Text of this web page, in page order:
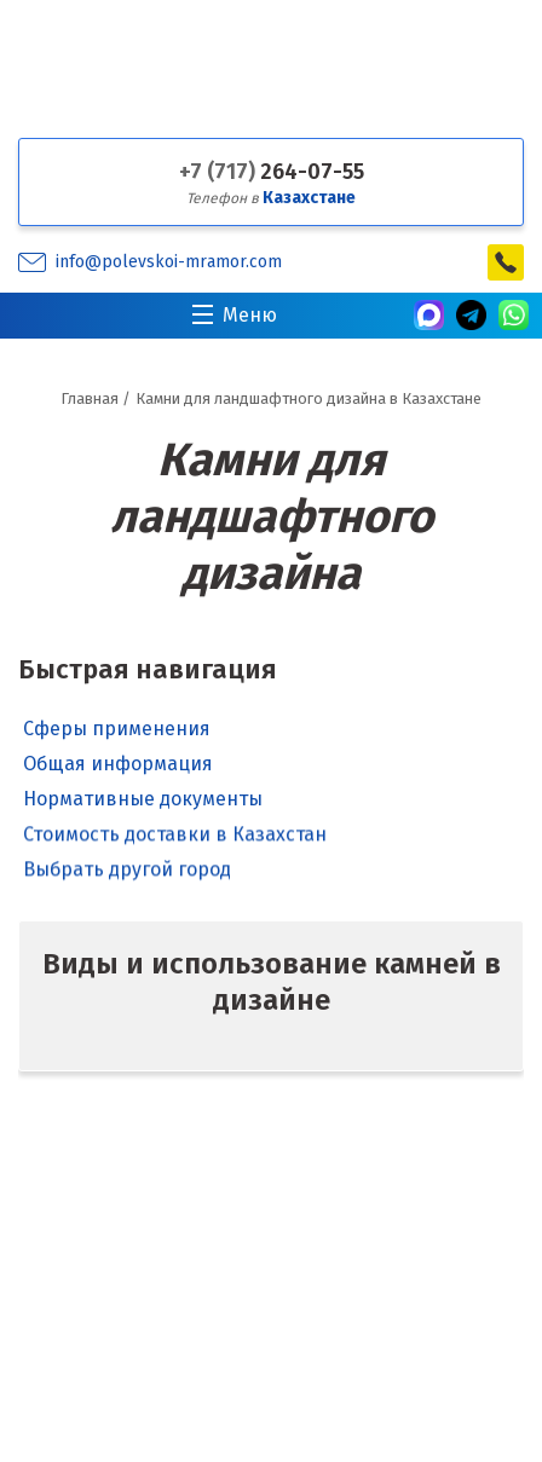
+7 (717) 264-07-55
Телефон в Казахстане
info@polevskoi-mramor.com
Меню
Главная / Камни для ландшафтного дизайна в Казахстане
Камни для
ландшафтного
дизайна
Быстрая навигация
Сферы применения
Общая информация
Нормативные документы
Стоимость доставки в Казахстан
Выбрать другой город
Виды и использование камней в
дизайне